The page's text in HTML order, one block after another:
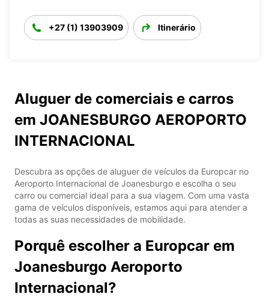
+27 (1) 13903909 Itinerário
Aluguer de comerciais e carros
em JOANESBURGO AEROPORTO
INTERNACIONAL
Descubra as opções de aluguer de veículos da Europcar no
Aeroporto Internacional de Joanesburgo e escolha o seu
carro ou comercial ideal para a sua viagem. Com uma vasta
gama de veículos disponíveis, estamos aqui para atender a
todas as suas necessidades de mobilidade.
Porquê escolher a Europcar em
Joanesburgo Aeroporto
Internacional?